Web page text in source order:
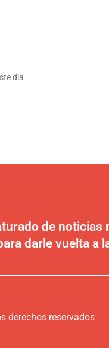
día
de noticias
darle vuelta a
derechos reservados